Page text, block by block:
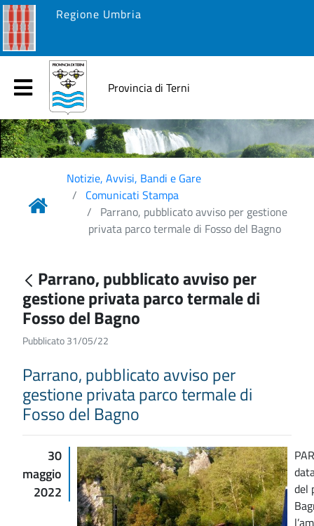
Regione Umbria
Provincia di Terni
Notizie, Avvisi, Bandi e Gare
Comunicati Stampa
Parrano, pubblicato avviso per gestione
privata parco termale di Fosso del Bagno
Parrano, pubblicato avviso per
gestione privata parco termale di
Fosso del Bagno
Pubblicato 31/05/22
Parrano, pubblicato avviso per
gestione privata parco termale di
Fosso del Bagno
30
maggio
2022
del